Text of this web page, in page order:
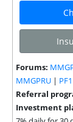
Forums:
MMGPRU | PF1
Referral
Investment